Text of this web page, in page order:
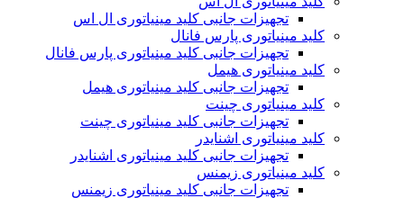
تجهیزات جانبی کلید مینیاتوری ال اس
کلید مینیاتوری پارس فانال
تجهیزات جانبی کلید مینیاتوری پارس فانال
کلید مینیاتوری هیمل
تجهیزات جانبی کلید مینیاتوری هیمل
کلید مینیاتوری چینت
تجهیزات جانبی کلید مینیاتوری چینت
کلید مینیاتوری اشنایدر
تجهیزات جانبی کلید مینیاتوری اشنایدر
کلید مینیاتوری زیمنس
تجهیزات جانبی کلید مینیاتوری زیمنس